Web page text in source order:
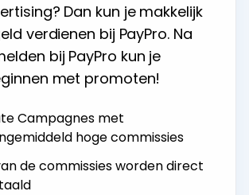
Dan kun je makkelijk
verdienen bij PayPro. Na
bij PayPro kun je
met promoten!
Campagnes met
hoge commissies
de commissies worden direct